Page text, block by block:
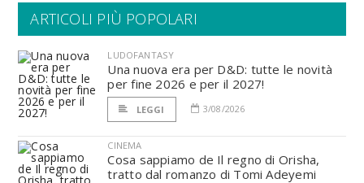
ARTICOLI PIÙ POPOLARI
LUDOFANTASY
Una nuova era per D&D: tutte le novità
per fine 2026 e per il 2027!
LEGGI 3/08/2026
CINEMA
Cosa sappiamo de Il regno di Orisha,
tratto dal romanzo di Tomi Adeyemi